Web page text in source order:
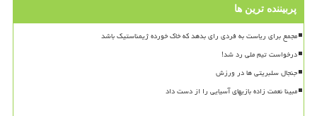
پربیننده ترین ها
مجمع برای ریاست به فردی رای بدهد که خاک خورده ژیمناستیک باشد
درخواست تیم ملی رد شد!
جنجال سلبریتی ها در ورزش
مبینا نعمت زاده بازیهای آسیایی را از دست داد